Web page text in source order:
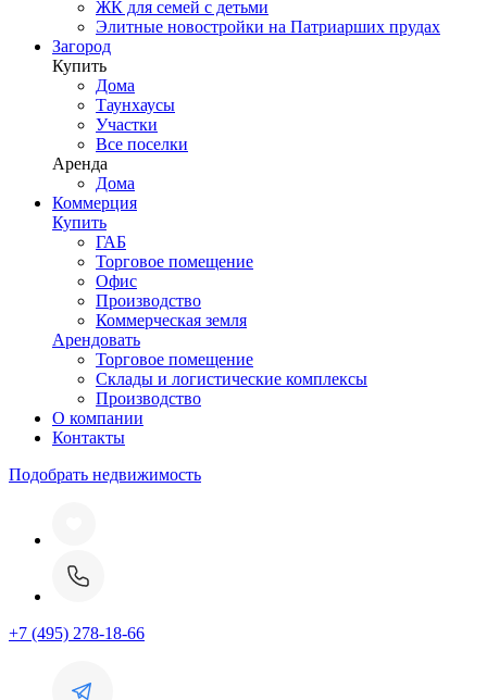
ЖК для семей с детьми
Элитные новостройки на Патриарших прудах
Загород
Купить
Дома
Таунхаусы
Участки
Все поселки
Аренда
Дома
Коммерция
Купить
ГАБ
Торговое помещение
Офис
Производство
Коммерческая земля
Арендовать
Торговое помещение
Склады и логистические комплексы
Производство
О компании
Контакты
Подобрать недвижимость
+7 (495) 278-18-66